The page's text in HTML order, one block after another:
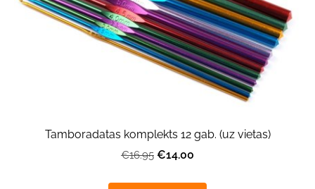
Tamboradatas komplekts 12 gab. (uz vietas)
€16.95 €14.00